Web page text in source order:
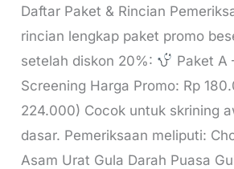
Daftar Paket & Rincian
rincian lengkap paket promo
setelah diskon 20%:
Paket A
Screening Harga Promo: Rp
224.000) Cocok untuk skrining
dasar. Pemeriksaan meliputi:
Asam Urat Gula Darah Puasa